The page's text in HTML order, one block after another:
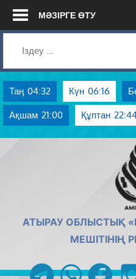
Skip
МӘЗІРГЕ ӨТУ
Таң 04:32 Күн 06:16
Ақшам 21:00 Құптан
АТЫРАУ ОБЛЫСТЫҚ
МЕШІТІНІҢ
telegramwhatsapp